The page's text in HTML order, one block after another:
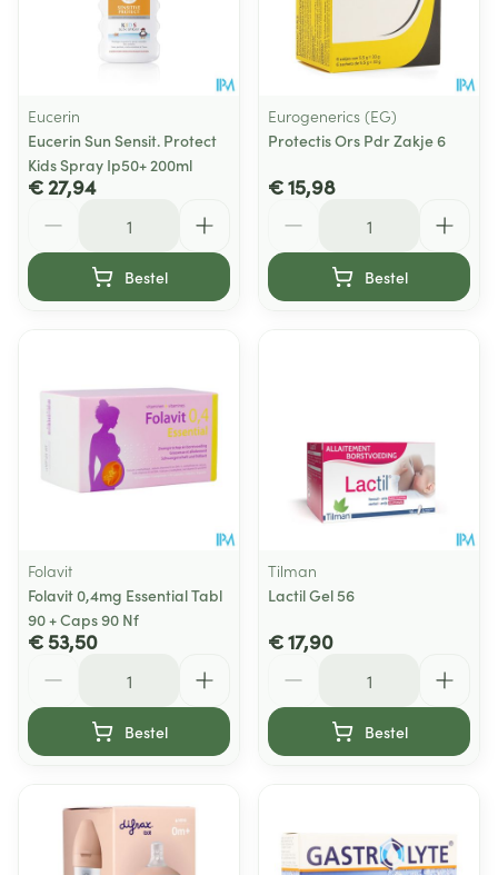
Eucerin
Eucerin Sun Sensit. Protect
Kids Spray Ip50+ 200ml
€ 27,94
Bestel
Eurogenerics (EG)
Protectis Ors Pdr Zakje 6
€ 15,98
Bestel
Folavit
Folavit 0,4mg Essential Tabl
90 + Caps 90 Nf
€ 53,50
Bestel
Tilman
Lactil Gel 56
€ 17,90
Bestel